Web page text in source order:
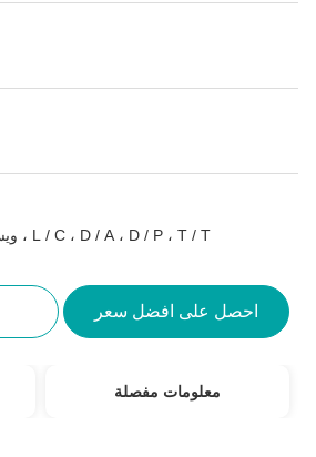
L / C ، D / A ، D / P ، T / T ، ويسترن يونيون ، موني جرام
احصل على افضل سعر
معلومات مفصلة